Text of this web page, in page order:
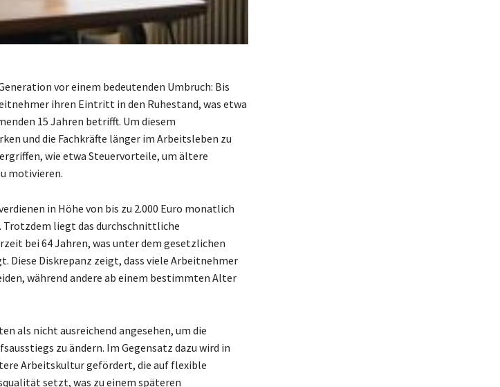
vor einem bedeutenden Umbruch: Bis
ihren Eintritt in den Ruhestand, was etwa
15 Jahren betrifft. Um diesem
und die Fachkräfte länger im Arbeitsleben zu
wie etwa Steuervorteile, um ältere
motivieren.
in Höhe von bis zu 2.000 Euro monatlich
Trotzdem liegt das durchschnittliche
bei 64 Jahren, was unter dem gesetzlichen
Diskrepanz zeigt, dass viele Arbeitnehmer
während andere ab einem bestimmten Alter
als nicht ausreichend angesehen, um die
zu ändern. Im Gegensatz dazu wird in
Arbeitskultur gefördert, die auf flexible
setzt, was zu einem späteren